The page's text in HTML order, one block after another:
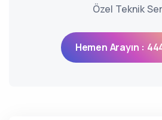
Özel Teknik
Hemen Arayın :